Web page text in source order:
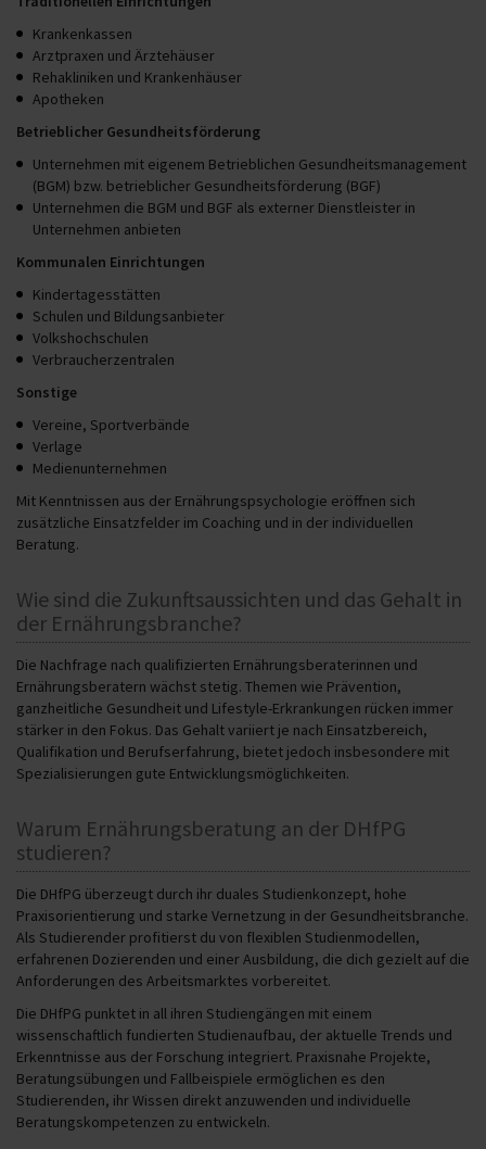
Krankenkassen
Arztpraxen und Ärztehäuser
Rehakliniken und Krankenhäuser
Apotheken
Betrieblicher Gesundheitsförderung
Unternehmen mit eigenem Betrieblichen Gesundheitsmanagement
(BGM) bzw. betrieblicher Gesundheitsförderung (BGF)
Unternehmen die BGM und BGF als externer Dienstleister in
Unternehmen anbieten
Kommunalen Einrichtungen
Kindertagesstätten
Schulen und Bildungsanbieter
Volkshochschulen
Verbraucherzentralen
Sonstige
Vereine, Sportverbände
Verlage
Medienunternehmen
Mit Kenntnissen aus der Ernährungspsychologie eröffnen sich
zusätzliche Einsatzfelder im Coaching und in der individuellen
Beratung.
Wie sind die Zukunftsaussichten und das Gehalt in
der Ernährungsbranche?
Die Nachfrage nach qualifizierten Ernährungsberaterinnen und
Ernährungsberatern wächst stetig. Themen wie Prävention,
ganzheitliche Gesundheit und Lifestyle-Erkrankungen rücken immer
stärker in den Fokus. Das Gehalt variiert je nach Einsatzbereich,
Qualifikation und Berufserfahrung, bietet jedoch insbesondere mit
Spezialisierungen gute Entwicklungsmöglichkeiten.
Warum Ernährungsberatung an der DHfPG
studieren?
Die DHfPG überzeugt durch ihr duales Studienkonzept, hohe
Praxisorientierung und starke Vernetzung in der Gesundheitsbranche.
Als Studierender profitierst du von flexiblen Studienmodellen,
erfahrenen Dozierenden und einer Ausbildung, die dich gezielt auf die
Anforderungen des Arbeitsmarktes vorbereitet.
Die DHfPG punktet in all ihren Studiengängen mit einem
wissenschaftlich fundierten Studienaufbau, der aktuelle Trends und
Erkenntnisse aus der Forschung integriert. Praxisnahe Projekte,
Beratungsübungen und Fallbeispiele ermöglichen es den
Studierenden, ihr Wissen direkt anzuwenden und individuelle
Beratungskompetenzen zu entwickeln.